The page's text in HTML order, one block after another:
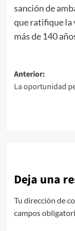
sanción de
que ratifique la
más de 140
de
Anterior:
La oportunidad
Deja una
Tu dirección de
campos